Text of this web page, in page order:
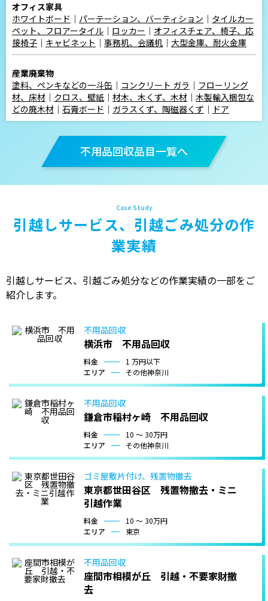
オフィス家具
ホワイトボード ｜ パーテーション、バーティション ｜ タイルカー
ペット、フロアータイル ｜ ロッカー ｜ オフィスチェア、椅子、応
接椅子 ｜ キャビネット ｜ 事務机、会議机 ｜ 大型金庫、耐火金庫
産業廃棄物
塗料、ペンキなどの一斗缶 ｜ コンクリート ガラ ｜ フローリング
材、床材 ｜ クロス、壁紙 ｜ 材木、木くず、木材 ｜ 木製輸入梱包な
どの廃木材 ｜ 石膏ボード ｜ ガラスくず、陶磁器くず ｜ ドア
不用品回収品目一覧へ
引越しサービス、引越ごみ処分の作
業実績
引越しサービス、引越ごみ処分などの作業実績の一部をご
紹介します。
不用品回収
横浜市 不用品回収
料金
1 万円以下
エリア
その他神奈川
不用品回収
鎌倉市稲村ヶ崎 不用品回収
料金
10 〜 30万円
エリア
その他神奈川
ゴミ屋敷片付け、残置物撤去
東京都世田谷区 残置物撤去・ミニ
引越作業
料金
10 〜 30万円
エリア
東京
不用品回収
座間市相模が丘 引越・不要家財撤
去